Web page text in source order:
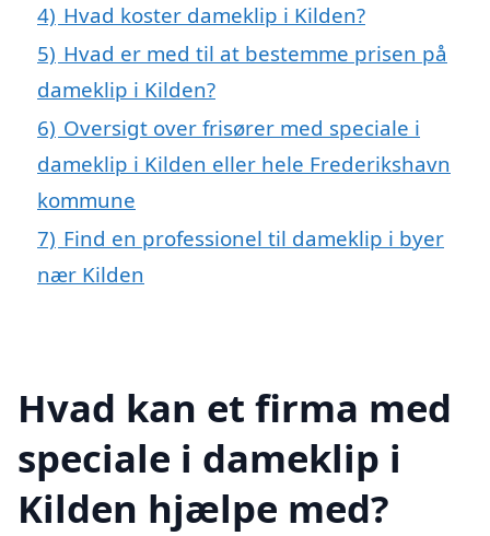
4) Hvad koster dameklip i Kilden?
5) Hvad er med til at bestemme prisen på
dameklip i Kilden?
6) Oversigt over frisører med speciale i
dameklip i Kilden eller hele Frederikshavn
kommune
7) Find en professionel til dameklip i byer
nær Kilden
Hvad kan et firma med
speciale i dameklip i
Kilden hjælpe med?